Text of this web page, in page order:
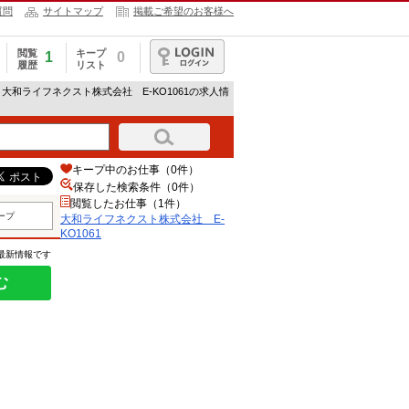
問 サイトマップ 掲載ご希望のお客様へ
閲覧
履歴
1
キープ
リスト
0
ログイン
和ライフネクスト株式会社 E-KO1061の求人情
プ
新情報です
キープ中のお仕事（0件）
保存した検索条件（0件）
閲覧したお仕事（1件）
大和ライフネクスト株式会社 E-
KO1061